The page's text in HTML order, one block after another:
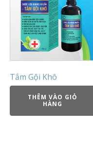
Tắm Gội Khô
THÊM VÀO GIỎ
HÀNG